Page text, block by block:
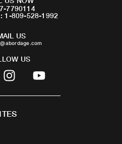
7790114
1-809-528-1992
US
US
I
n
s
a
Y
o
u